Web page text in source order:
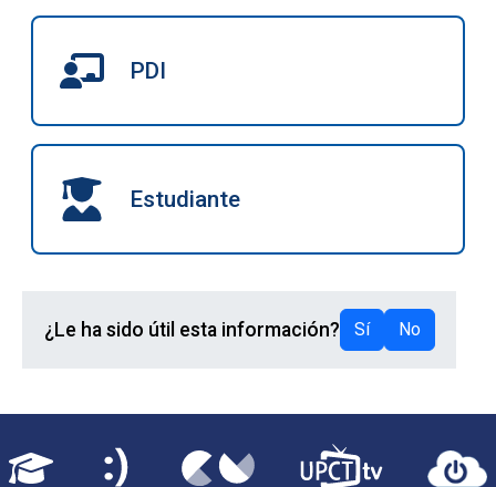
PDI
Estudiante
¿Le ha sido útil esta información? Sí No